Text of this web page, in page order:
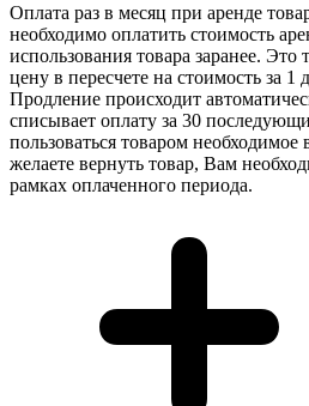
Оплата раз в месяц при аренде
необходимо оплатить стоимость
использования товара заранее.
цену в пересчете на стоимость за 1
Продление происходит
списывает оплату за 30
пользоваться товаром
желаете вернуть товар, Вам
рамках оплаченного периода.